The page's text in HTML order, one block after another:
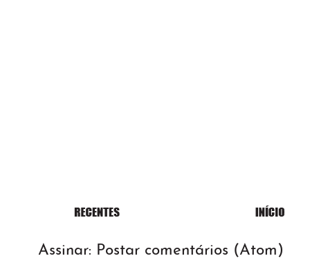
Assinar: Postar comentários (Atom)